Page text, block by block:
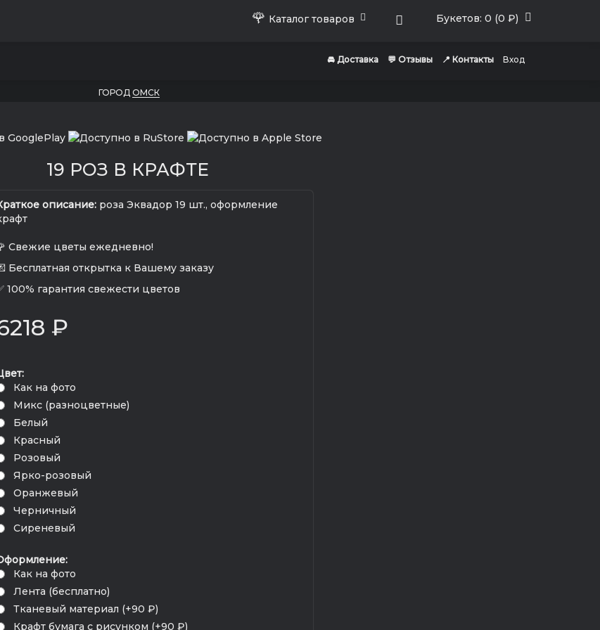
Букетов: 0 (0 ₽)
🌹 Каталог товаров
🚘 Доставка 💬 Отзывы 📍 Контакты Вход
ГОРОД ОМСК
19 РОЗ В КРАФТЕ
описание:роза Эквадор 19 шт., оформление
Свежие цветы ежедневно!
Бесплатная открытка к Вашему заказу
100% гарантия свежести цветов
₽
Как на фото
Микс (разноцветные)
Белый
Красный
Розовый
Ярко-розовый
Оранжевый
Черничный
Сиреневый
Как на фото
Лента (бесплатно)
Тканевый материал (+90 ₽)
Крафт бумага с рисунком (+90 ₽)